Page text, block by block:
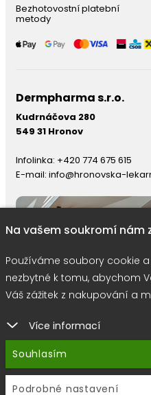
Bezhotovostní platební
metody
Dermpharma s.r.o.
Kudrnáčova 280
549 31 Hronov
Infolinka: +420 774 675 615
E-mail: info@hronovska-
© 2026 |
Na vašem soukromí nám
Používáme soubory cookie
nezbytné k tomu, abychom
Váš zážitek z nakupování a
Více informací
Souhlasím
Podrobné nastavení